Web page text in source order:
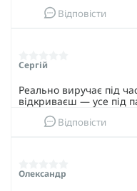
Відповісти
Сергій
Реально виручає під
відкриваєш — усе під
Відповісти
Олександр